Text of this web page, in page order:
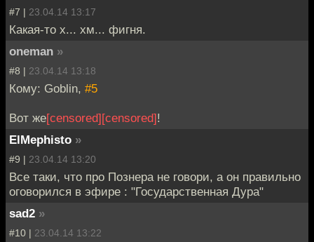
#7 | 23.04.14 13:17
Какая-то х... хм... фигня.
oneman »
#8 | 23.04.14 13:18
Кому: Goblin, #5
Вот же[censored][censored]!
ElMephisto »
#9 | 23.04.14 13:20
Все таки, что про Познера не говори, а он правильно
оговорился в эфире : "Государственная Дура"
sad2 »
#10 | 23.04.14 13:22